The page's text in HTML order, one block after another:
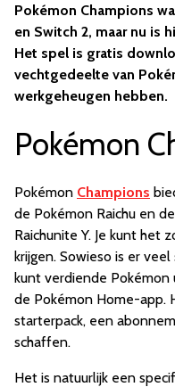
Pokémon Champions
en Switch 2, maar nu is
Het spel is gratis
vechtgedeelte van
werkgeheugen hebben.
Pokémon
Pokémon Champions
de Pokémon Raichu en
Raichunite Y. Je kunt het
krijgen. Sowieso is er
kunt verdiende Pokémon
de Pokémon Home-app.
starterpack, een
schaffen.
Het is natuurlijk een